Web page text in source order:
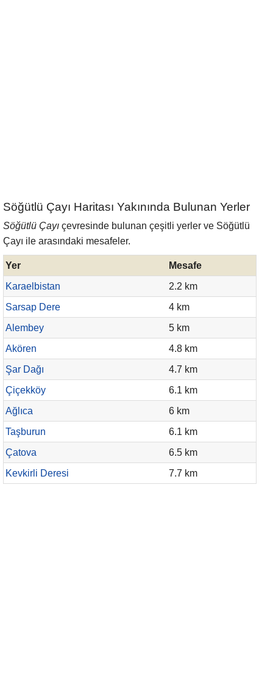
Söğütlü Çayı Haritası Yakınında Bulunan Yerler
Söğütlü Çayı çevresinde bulunan çeşitli yerler ve Söğütlü
Çayı ile arasındaki mesafeler.
Yer
Mesafe
Karaelbistan
2.2 km
Sarsap Dere
4 km
Alembey
5 km
Akören
4.8 km
Şar Dağı
4.7 km
Çiçekköy
6.1 km
Ağlıca
6 km
Taşburun
6.1 km
Çatova
6.5 km
Kevkirli Deresi
7.7 km